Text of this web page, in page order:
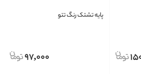
پایه تشتک رنگ تتو
97,000